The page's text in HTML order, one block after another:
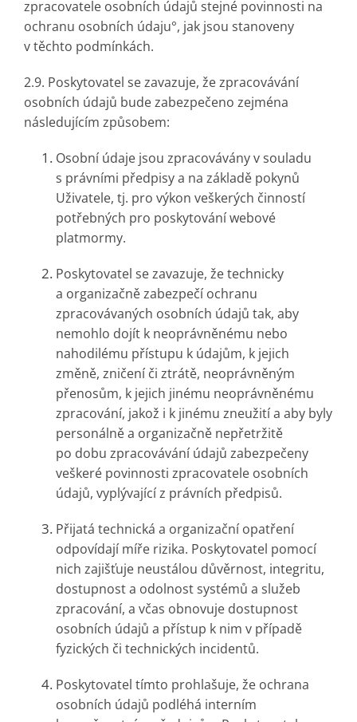
zpracovatele osobních údajů stejné povinnosti na
ochranu osobních údaju°, jak jsou stanoveny
v těchto podmínkách.
2.9. Poskytovatel se zavazuje, že zpracovávání
osobních údajů bude zabezpečeno zejména
následujícím způsobem:
Osobní údaje jsou zpracovávány v souladu
s právními předpisy a na základě pokynů
Uživatele, tj. pro výkon veškerých činností
potřebných pro poskytování webové
platmormy.
Poskytovatel se zavazuje, že technicky
a organizačně zabezpečí ochranu
zpracovávaných osobních údajů tak, aby
nemohlo dojít k neoprávněnému nebo
nahodilému přístupu k údajům, k jejich
změně, zničení či ztrátě, neoprávněným
přenosům, k jejich jinému neoprávněnému
zpracování, jakož i k jinému zneužití a aby byly
personálně a organizačně nepřetržitě
po dobu zpracovávání údajů zabezpečeny
veškeré povinnosti zpracovatele osobních
údajů, vyplývající z právních předpisů.
Přijatá technická a organizační opatření
odpovídají míře rizika. Poskytovatel pomocí
nich zajišťuje neustálou důvěrnost, integritu,
dostupnost a odolnost systémů a služeb
zpracování, a včas obnovuje dostupnost
osobních údajů a přístup k nim v případě
fyzických či technických incidentů.
Poskytovatel tímto prohlašuje, že ochrana
osobních údajů podléhá interním